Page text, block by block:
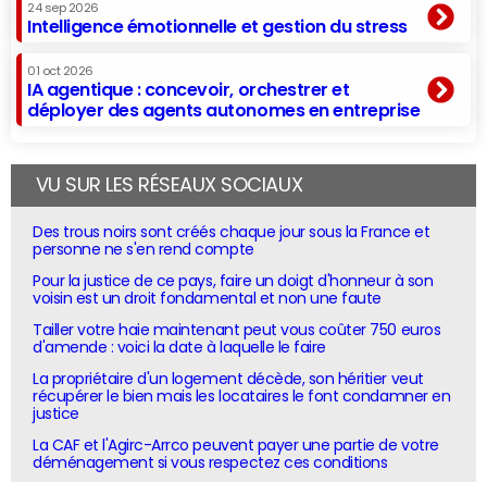
24 sep 2026
Intelligence émotionnelle et gestion du stress
01 oct 2026
IA agentique : concevoir, orchestrer et
déployer des agents autonomes en entreprise
VU SUR LES RÉSEAUX SOCIAUX
Des trous noirs sont créés chaque jour sous la France et
personne ne s'en rend compte
Pour la justice de ce pays, faire un doigt d'honneur à son
voisin est un droit fondamental et non une faute
Tailler votre haie maintenant peut vous coûter 750 euros
d'amende : voici la date à laquelle le faire
La propriétaire d'un logement décède, son héritier veut
récupérer le bien mais les locataires le font condamner en
justice
La CAF et l'Agirc-Arrco peuvent payer une partie de votre
déménagement si vous respectez ces conditions